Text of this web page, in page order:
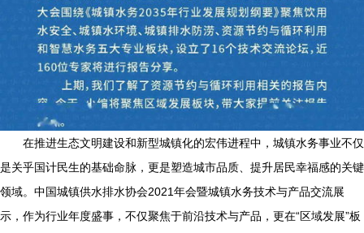
在推进生态文明建设和新型城镇化的宏伟进程中，城镇水务事业不仅
是关乎国计民生的基础命脉，更是塑造城市品质、提升居民幸福感的关键
领域。中国城镇供水排水协会2021年会暨城镇水务技术与产品交流展
示，作为行业年度盛事，不仅聚焦于前沿技术与产品，更在“区域发展”板